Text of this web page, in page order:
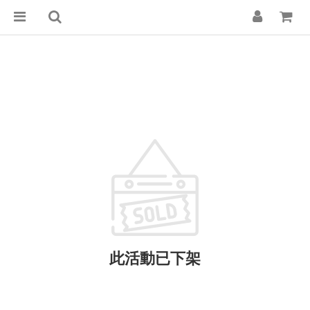
此活動已下架